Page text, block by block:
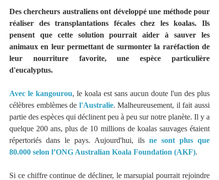
Des chercheurs australiens ont développé une méthode pour
réaliser des transplantations fécales chez les koalas. Ils
pensent que cette solution pourrait aider à sauver les
animaux en leur permettant de surmonter la raréfaction de
leur nourriture favorite, une espèce particulière
d'eucalyptus.
Avec le kangourou, le koala est sans aucun doute l'un des plus
célèbres emblèmes de l'Australie. Malheureusement, il fait aussi
partie des espèces qui déclinent peu à peu sur notre planète. Il y a
quelque 200 ans, plus de 10 millions de koalas sauvages étaient
répertoriés dans le pays. Aujourd'hui, ilsne sont plus que
80.000 selon l’ONG Australian Koala Foundation (AKF).
Si ce chiffre continue de décliner, le marsupial pourrait rejoindre